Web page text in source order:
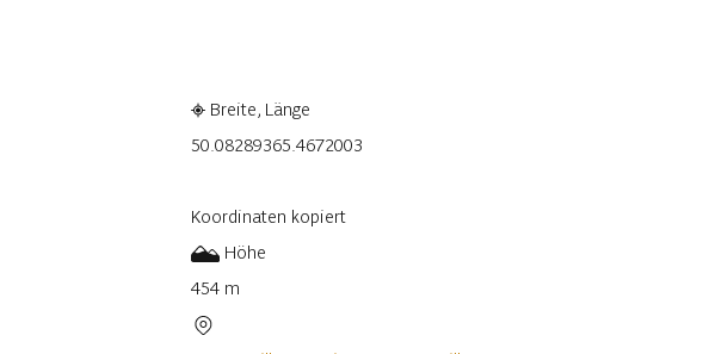
Breite, Länge
50.08289365.4672003
Koordinaten kopiert
Höhe
454 m